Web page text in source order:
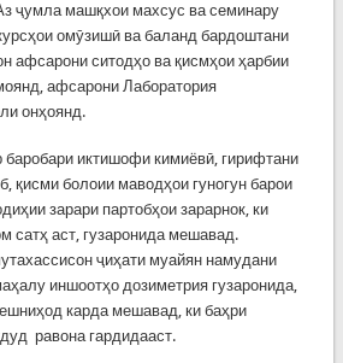
ҷумла машқхои махсус ва семинару
омӯзишӣ ва баланд бардоштани
афсарони ситодҳо ва қисмҳои ҳарбии
афсарони Лаборатория
онҳоянд.
баробари иктишофи кимиёвӣ, гирифтани
қисми болоии маводҳои гуногун барои
зарари партобҳои зарарнок, ки
сатҳ аст, гузаронида мешавад.
ҷиҳати муайян намудани
иншоотҳо дозиметрия гузаронида,
карда мешавад, ки баҳри
равона гардидааст.